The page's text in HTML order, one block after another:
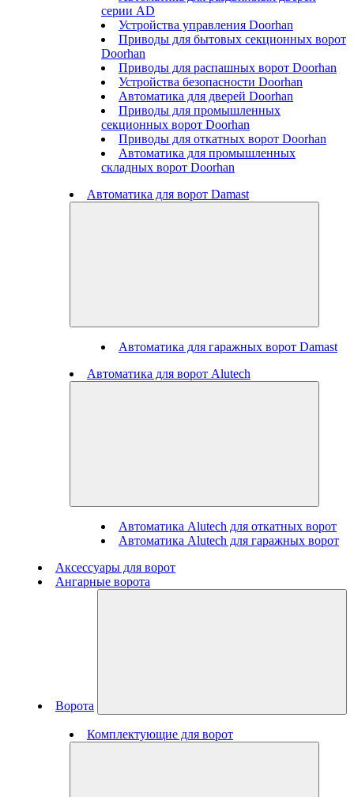
серии AD
Устройства управления Doorhan
Приводы для бытовых секционных ворот
Doorhan
Приводы для распашных ворот Doorhan
Устройства безопасности Doorhan
Автоматика для дверей Doorhan
Приводы для промышленных
секционных ворот Doorhan
Приводы для откатных ворот Doorhan
Автоматика для промышленных
складных ворот Doorhan
Автоматика для ворот Damast
Автоматика для гаражных ворот Damast
Автоматика для ворот Alutech
Автоматика Alutech для откатных ворот
Автоматика Alutech для гаражных ворот
Аксессуары для ворот
Ангарные ворота
Ворота
Комплектующие для ворот